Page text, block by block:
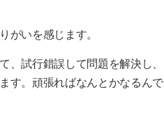
がいを感じます。
、試行錯誤して問題を解決し、
す。頑張ればなんとかなるんで